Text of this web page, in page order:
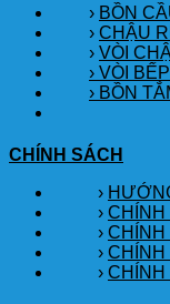
› BỒN
› CHẬU
› VÒI
› VÒI BẾP
› BỒN
CHÍNH SÁCH
›
› CHÍNH
› CHÍNH
› CHÍNH
› CHÍNH